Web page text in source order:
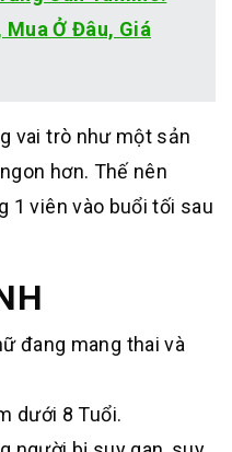
Mua Ở Đâu, Giá
vai trò như một sản
hơn. Thế nên
1 viên vào buổi tối sau
đang mang thai và
dưới 8 Tuổi.